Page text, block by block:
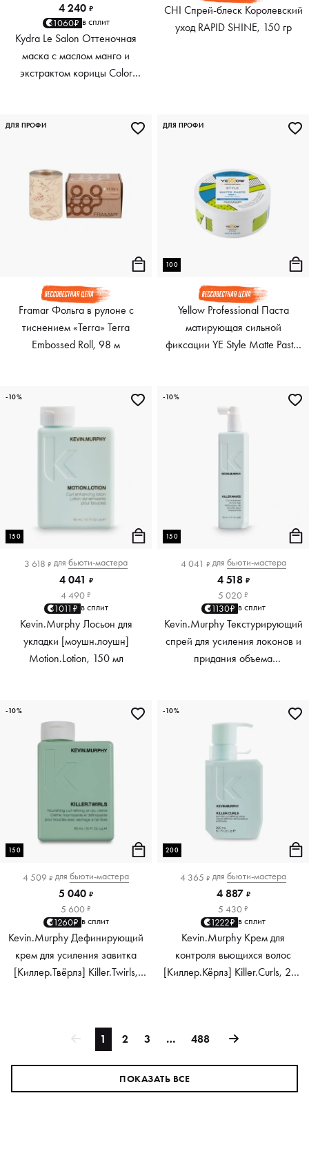
4 240 ₽
1060₽ в сплит
Kydra Le Salon Оттеночная
маска с маслом манго и
экстрактом корицы Color
CHI Спрей-блеск Королевский
уход RAPID SHINE, 150 гр
Framar Фольга в рулоне с
тиснением «Terra» Terra
Embossed Roll, 98 м
ДЛЯ ПРОФИ
100
Yellow Professional Паста
матирующая сильной
фиксации YE Style Matte Paste,
ДЛЯ ПРОФИ
150
3 618 ₽ для бьюти-мастера
4 041 ₽
4 490 ₽
1011₽ в сплит
Kevin.Murphy Лосьон для
укладки [моушн.лоушн]
Motion.Lotion, 150 мл
-10%
150
4 041 ₽ для бьюти-мастера
4 518 ₽
5 020 ₽
1130₽ в сплит
Kevin.Murphy Текстурирующий
спрей для усиления локонов и
придания объема
-10%
150
4 509 ₽ для бьюти-мастера
5 040 ₽
5 600 ₽
1260₽ в сплит
Kevin.Murphy Дефинирующий
крем для усиления завитка
[Киллер.Твёрлз] Killer.Twirls,
-10%
200
4 365 ₽ для бьюти-мастера
4 887 ₽
5 430 ₽
1222₽ в сплит
Kevin.Murphy Крем для
контроля вьющихся волос
[Киллер.Кёрлз] Killer.Curls, 200
-10%
1 2 3 … 488
ПОКАЗАТЬ ВСЕ